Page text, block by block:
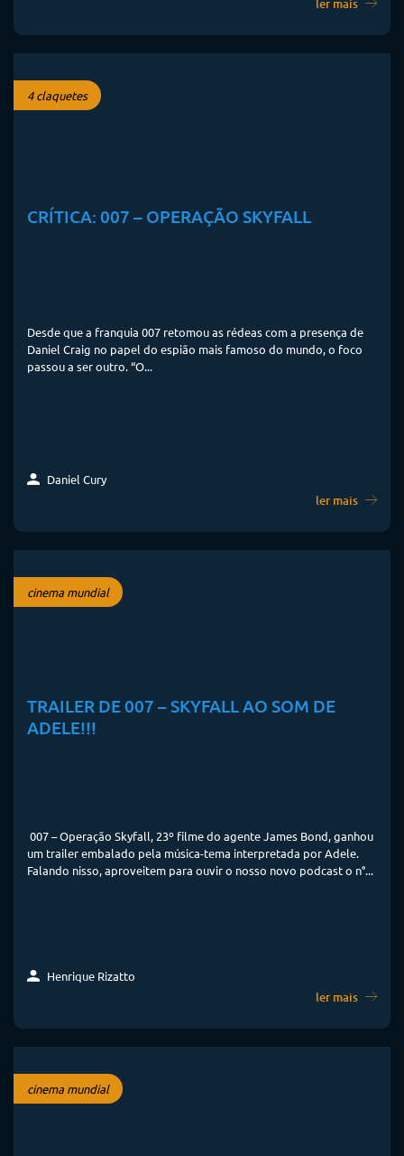
ler mais
4 claquetes
CRÍTICA: 007 – OPERAÇÃO SKYFALL
Desde que a franquia 007 retomou as rédeas com a presença de
Daniel Craig no papel do espião mais famoso do mundo, o foco
passou a ser outro. “O...
Daniel Cury
ler mais
cinema mundial
TRAILER DE 007 – SKYFALL AO SOM DE
ADELE!!!
007 – Operação Skyfall, 23º filme do agente James Bond, ganhou
um trailer embalado pela música-tema interpretada por Adele.
Falando nisso, aproveitem para ouvir o nosso novo podcast o n°...
Henrique Rizatto
ler mais
cinema mundial